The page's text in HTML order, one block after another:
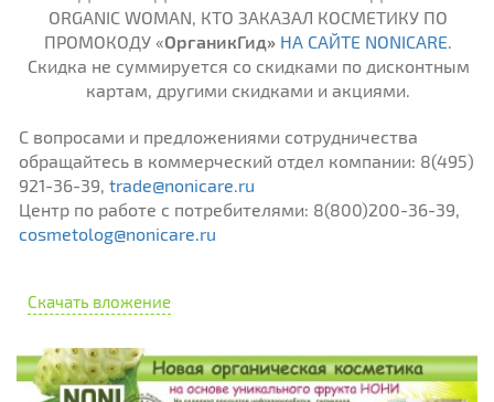
ORGANIC WOMAN, КТО ЗАКАЗАЛ КОCМЕТИКУ ПО
ПРОМОКОДУ «ОрганикГид» НА САЙТЕ NONICARE
Скидка не суммируется со скидками по дисконтным
картам, другими скидками и акциями.
С вопросами и предложениями сотрудничества
обращайтесь в коммерческий отдел компании: 8(495)
921-36-39, trade@nonicare.ru
Центр по работе с потребителями: 8(800)200-36-39,
cosmetolog@nonicare.ru
Скачать вложение